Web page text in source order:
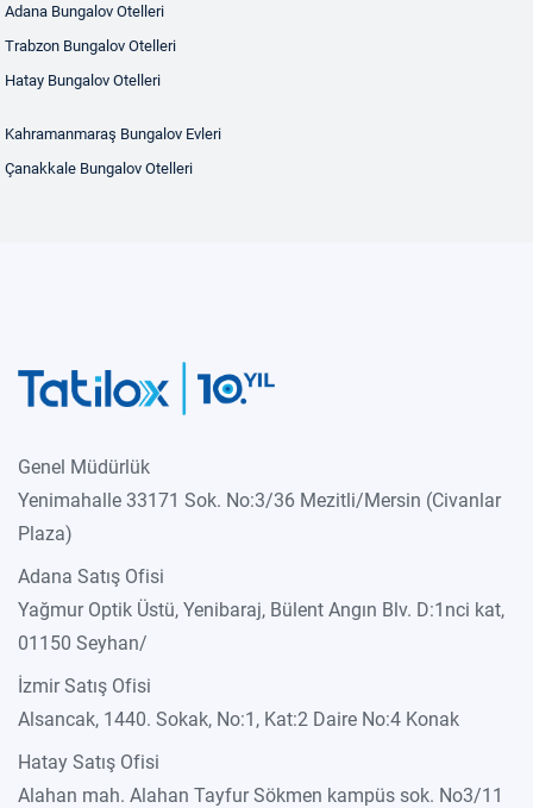
Adana Bungalov Otelleri
Trabzon Bungalov Otelleri
Hatay Bungalov Otelleri
Kahramanmaraş Bungalov Evleri
Çanakkale Bungalov Otelleri
Genel Müdürlük
Yenimahalle 33171 Sok. No:3/36 Mezitli/Mersin (Civanlar
Plaza)
Adana Satış Ofisi
Yağmur Optik Üstü, Yenibaraj, Bülent Angın Blv. D:1nci kat,
01150 Seyhan/
İzmir Satış Ofisi
Alsancak, 1440. Sokak, No:1, Kat:2 Daire No:4 Konak
Hatay Satış Ofisi
Alahan mah. Alahan Tayfur Sökmen kampüs sok. No3/11